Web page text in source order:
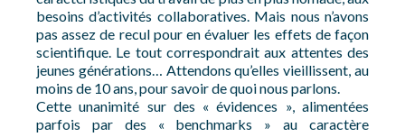
besoins d’activités collaboratives. Mais nous n’avons
pas assez de recul pour en évaluer les effets de façon
scientifique. Le tout correspondrait aux attentes des
jeunes générations… Attendons qu’elles vieillissent, au
moins de 10 ans, pour savoir de quoi nous parlons.
Cette unanimité sur des « évidences », alimentées
parfois par des « benchmarks » au caractère